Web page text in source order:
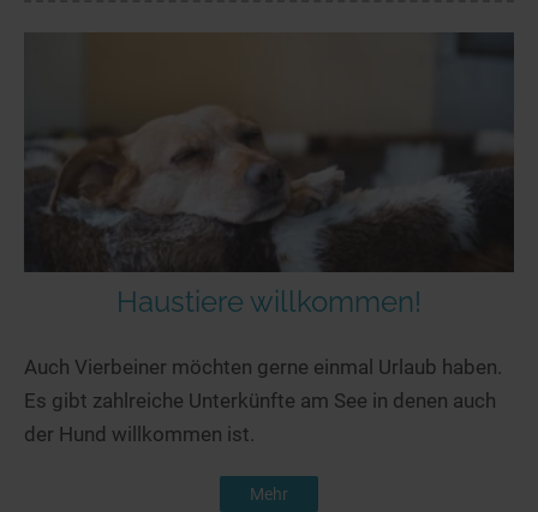
Haustiere willkommen!
Auch Vierbeiner möchten gerne einmal Urlaub haben.
Es gibt zahlreiche Unterkünfte am See in denen auch
der Hund willkommen ist.
Mehr